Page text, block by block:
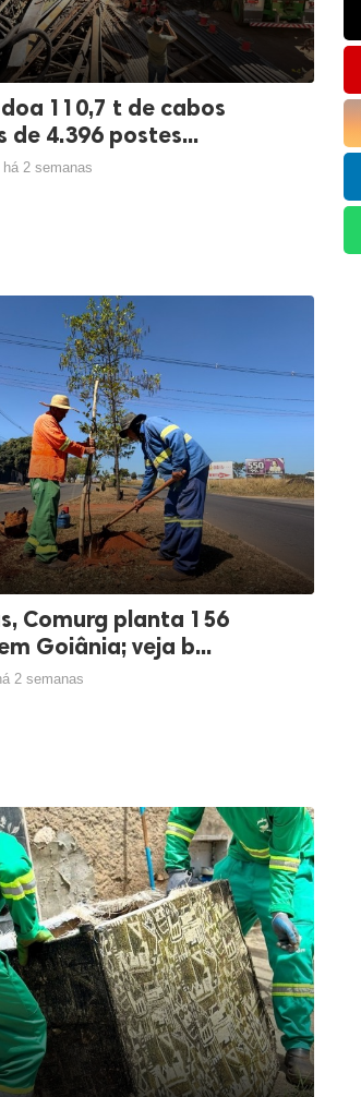
110,7 t de cabos
de 4.396 postes...
há 2 semanas
Comurg planta 156
Goiânia; veja b...
2 semanas